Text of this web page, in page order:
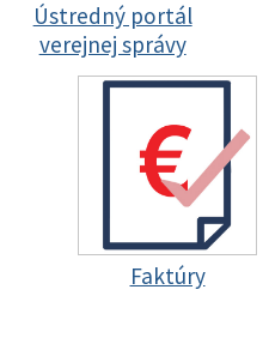
Ústredný portál
verejnej správy
Faktúry